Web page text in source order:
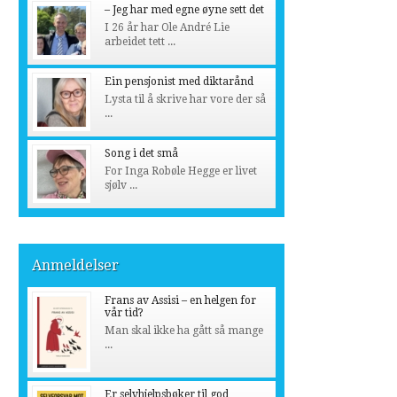
– Jeg har med egne øyne sett det
I 26 år har Ole André Lie
arbeidet tett ...
Ein pensjonist med diktarånd
Lysta til å skrive har vore der så
...
Song i det små
For Inga Robøle Hegge er livet
sjølv ...
Anmeldelser
Frans av Assisi – en helgen for
vår tid?
Man skal ikke ha gått så mange
...
Er selvhjelpsbøker til god